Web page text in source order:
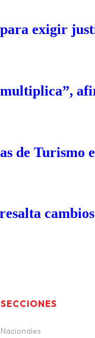
exigir
de Turismo
SECCIONES
Nacionales